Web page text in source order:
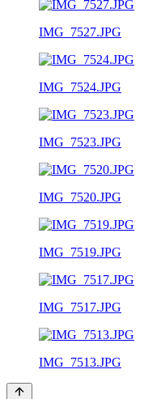
IMG_7527.JPG
IMG_7524.JPG
IMG_7523.JPG
IMG_7520.JPG
IMG_7519.JPG
IMG_7517.JPG
IMG_7513.JPG